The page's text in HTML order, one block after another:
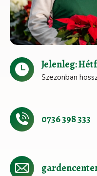
Jelenleg:
Szezonban
0736 398 333